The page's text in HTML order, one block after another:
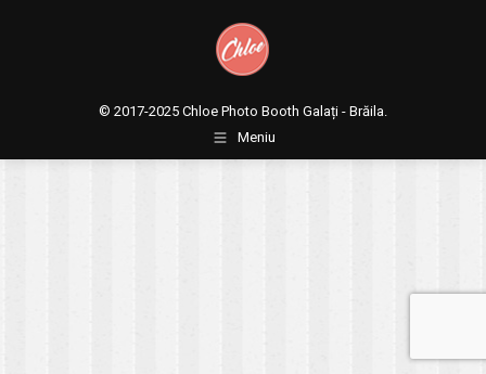
© 2017-2025 Chloe Photo Booth Galați - Brăila.
Meniu